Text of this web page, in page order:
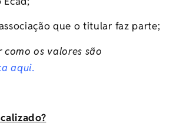
que o titular faz parte;
como os valores são
aqui.